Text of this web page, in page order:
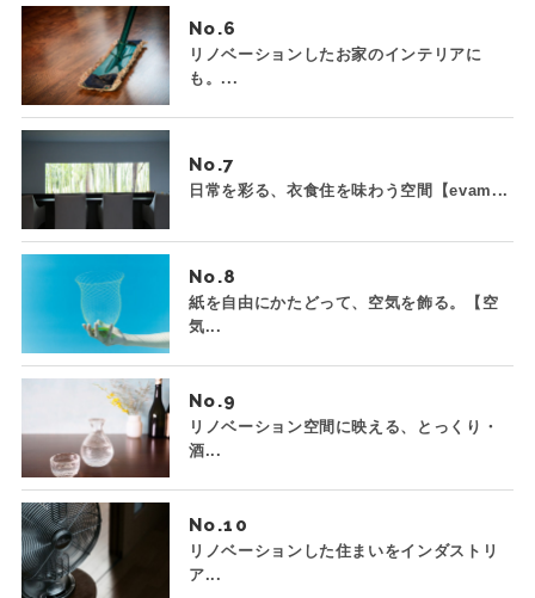
No.
リノベーションしたお家のインテリアに
も。...
No.
日常を彩る、衣食住を味わう空間【evam...
No.
紙を自由にかたどって、空気を飾る。【空
気...
No.
リノベーション空間に映える、とっくり・
酒...
No.
リノベーションした住まいをインダストリ
ア...